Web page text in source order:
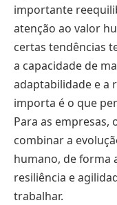
importante
atenção ao valor
certas tendências
a capacidade de
adaptabilidade e a
importa é o que
Para as empresas,
combinar a
humano, de forma
resiliência e
trabalhar.